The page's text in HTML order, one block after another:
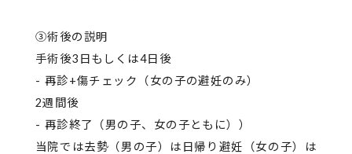
③術後の説明
手術後3日もしくは4日後
- 再診+傷チェック（女の子の避妊のみ）
2週間後
- 再診終了（男の子、女の子ともに））
当院では去勢（男の子）は日帰り避妊（女の子）は